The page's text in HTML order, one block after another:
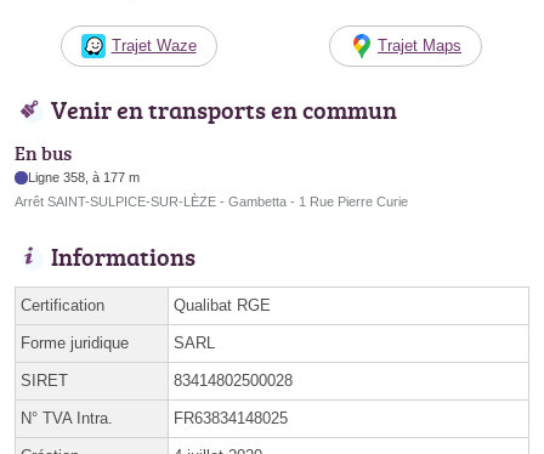
Trajet Waze Trajet Maps
Venir en transports en commun
En bus
Ligne 358, à 177 m
Arrêt SAINT-SULPICE-SUR-LÈZE - Gambetta - 1 Rue Pierre Curie
Informations
Certification Qualibat RGE
Forme juridique SARL
SIRET 83414802500028
N° TVA Intra. FR63834148025